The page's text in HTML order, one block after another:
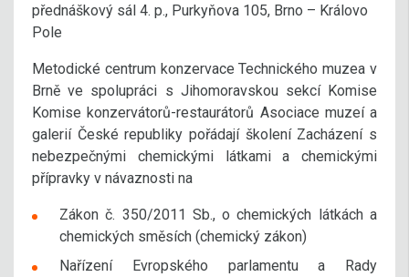
přednáškový sál 4. p., Purkyňova 105, Brno – Královo
Pole
Metodické centrum konzervace Technického muzea v
Brně ve spolupráci s Jihomoravskou sekcí Komise
Komise konzervátorů-restaurátorů Asociace muzeí a
galerií České republiky pořádají školení Zacházení s
nebezpečnými chemickými látkami a chemickými
přípravky v návaznosti na
Zákon č. 350/2011 Sb., o chemických látkách a
chemických směsích (chemický zákon)
Nařízení Evropského parlamentu a Rady